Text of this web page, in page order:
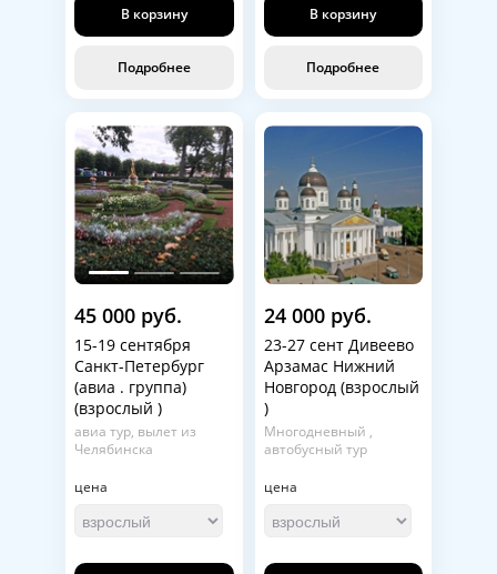
В корзину
Подробнее
В корзину
Подробнее
45 000 руб.
15-19 сентября
Санкт-Петербург
(авиа . группа)
(взрослый )
авиа тур, вылет из
Челябинска
цена
24 000 руб.
23-27 сент Дивеево
Арзамас Нижний
Новгород (взрослый
)
Многодневный ,
автобусный тур
цена